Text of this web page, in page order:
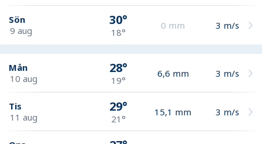
Sön
9 aug
30°
18°
0 mm 3 m/s
Mån
10 aug
28°
19°
6,6 mm 3 m/s
Tis
11 aug
29°
21°
15,1 mm 3 m/s